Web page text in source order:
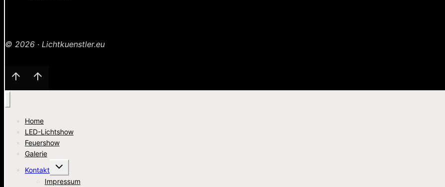
© 2026 · Lichtkuenstler.eu
Home
LED-Lichtshow
Feuershow
Galerie
Kontakt
Untermenü
umschalten
Impressum